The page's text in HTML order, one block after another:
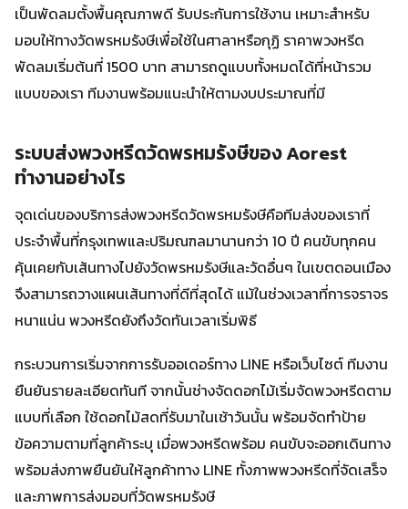
เป็นพัดลมตั้งพื้นคุณภาพดี รับประกันการใช้งาน เหมาะสำหรับ
มอบให้ทางวัดพรหมรังษีเพื่อใช้ในศาลาหรือกุฏิ ราคาพวงหรีด
พัดลมเริ่มต้นที่ 1500 บาท สามารถดูแบบทั้งหมดได้ที่หน้ารวม
แบบของเรา ทีมงานพร้อมแนะนำให้ตามงบประมาณที่มี
ระบบส่งพวงหรีดวัดพรหมรังษีของ Aorest
ทำงานอย่างไร
จุดเด่นของบริการส่งพวงหรีดวัดพรหมรังษีคือทีมส่งของเราที่
ประจำพื้นที่กรุงเทพและปริมณฑลมานานกว่า 10 ปี คนขับทุกคน
คุ้นเคยกับเส้นทางไปยังวัดพรหมรังษีและวัดอื่นๆ ในเขตดอนเมือง
จึงสามารถวางแผนเส้นทางที่ดีที่สุดได้ แม้ในช่วงเวลาที่การจราจร
หนาแน่น พวงหรีดยังถึงวัดทันเวลาเริ่มพิธี
กระบวนการเริ่มจากการรับออเดอร์ทาง LINE หรือเว็บไซต์ ทีมงาน
ยืนยันรายละเอียดทันที จากนั้นช่างจัดดอกไม้เริ่มจัดพวงหรีดตาม
แบบที่เลือก ใช้ดอกไม้สดที่รับมาในเช้าวันนั้น พร้อมจัดทำป้าย
ข้อความตามที่ลูกค้าระบุ เมื่อพวงหรีดพร้อม คนขับจะออกเดินทาง
พร้อมส่งภาพยืนยันให้ลูกค้าทาง LINE ทั้งภาพพวงหรีดที่จัดเสร็จ
และภาพการส่งมอบที่วัดพรหมรังษี